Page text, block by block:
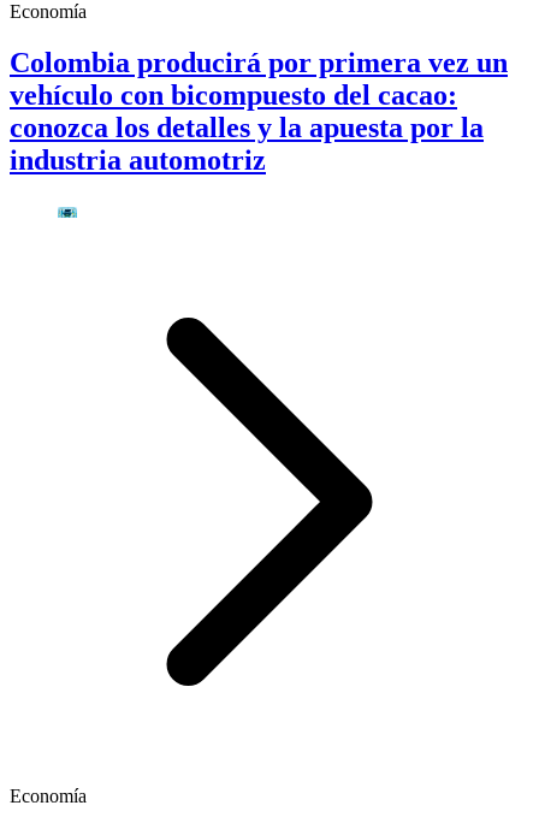
Economía
Colombia producirá por primera vez un
vehículo con bicompuesto del cacao:
conozca los detalles y la apuesta por la
industria automotriz
Economía